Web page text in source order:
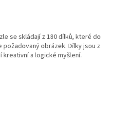
se skládají z 180 dílků, které do
obrázek. Dílky jsou z
a logické myšlení.